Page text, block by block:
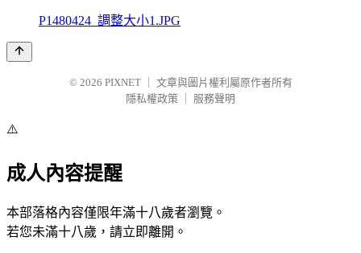
P1480424_調整大小1.JPG
© 2026 PIXNET
文章與圖片權利屬原作者所有
隱私權政策
服務聲明
⚠️
成人內容提醒
本部落格內容僅限年滿十八歲者瀏覽。
若您未滿十八歲，請立即離開。